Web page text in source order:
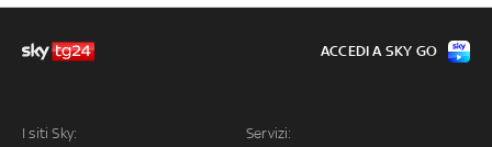
I siti Sky: Servizi:
ACCEDI A SKY GO